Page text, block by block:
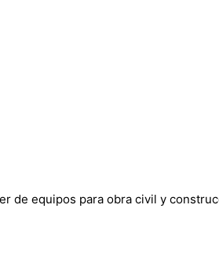
de equipos para obra civil y